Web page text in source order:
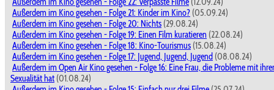
Außerdem im Kino gesehen - Folge 21: Kinder im Kino? (05.09.24)
Außerdem im Kino gesehen - Folge 20: Nichts (29.08.24)
Außerdem im Kino gesehen - Folge 19: Einen Film kuratieren (22.08.24)
Außerdem im Kino gesehen - Folge 18: Kino-Tourismus (15.08.24)
Außerdem im Kino gesehen - Folge 17: Jugend, Jugend, Jugend (08.08.24)
Außerdem im Open Air Kino gesehen - Folge 16: Eine Frau, die Probleme mit ihrer
Sexualität hat (01.08.24)